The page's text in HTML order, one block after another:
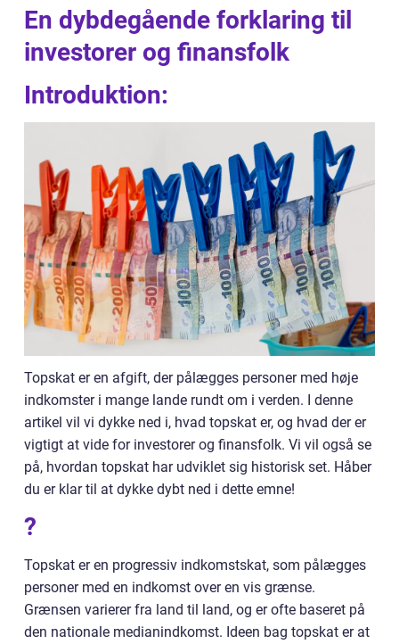
En dybdegående forklaring til
investorer og finansfolk
Introduktion:
Topskat er en afgift, der pålægges personer med høje
indkomster i mange lande rundt om i verden. I denne
artikel vil vi dykke ned i, hvad topskat er, og hvad der er
vigtigt at vide for investorer og finansfolk. Vi vil også se
på, hvordan topskat har udviklet sig historisk set. Håber
du er klar til at dykke dybt ned i dette emne!
?
Topskat er en progressiv indkomstskat, som pålægges
personer med en indkomst over en vis grænse.
Grænsen varierer fra land til land, og er ofte baseret på
den nationale medianindkomst. Ideen bag topskat er at